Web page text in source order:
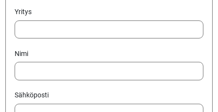
Yritys
Nimi
Sähköposti